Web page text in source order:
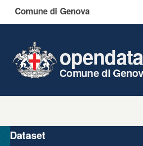
Comune di Genova
opendata
Comune di
Organizzazioni
Dataset